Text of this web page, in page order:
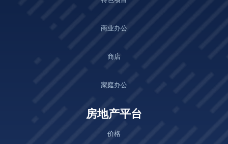
商业办公
商店
家庭办公
房地产平台
价格